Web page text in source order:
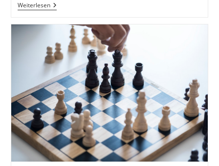
WeiterlesenUBu
2
Der
Kreisliga
A